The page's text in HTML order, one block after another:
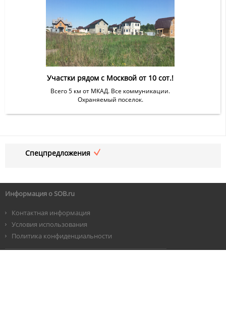
Участки рядом с Москвой от 10 сот.!
Всего 5 км от МКАД. Все коммуникации.
Охраняемый поселок.
Спецпредложения
Информация о SOB.ru
Контактная информация
Условия использования
Политика конфиденциальности